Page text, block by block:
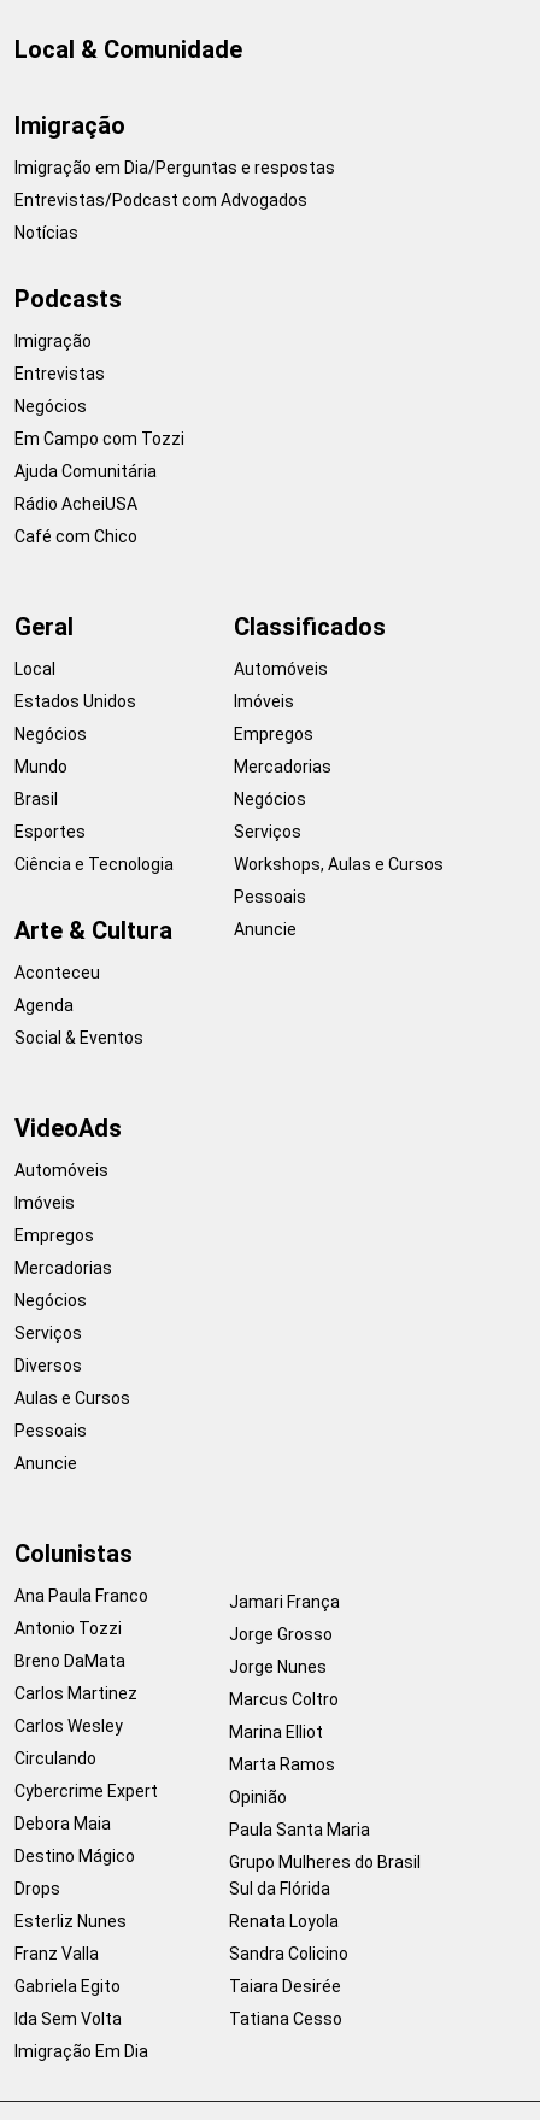
Local & Comunidade
Imigração
Imigração em Dia/Perguntas e respostas
Entrevistas/Podcast com Advogados
Notícias
Podcasts
Imigração
Entrevistas
Negócios
Em Campo com Tozzi
Ajuda Comunitária
Rádio AcheiUSA
Café com Chico
Geral
Local
Estados Unidos
Negócios
Mundo
Brasil
Esportes
Ciência e Tecnologia
Arte & Cultura
Aconteceu
Agenda
Social & Eventos
Classificados
Automóveis
Imóveis
Empregos
Mercadorias
Negócios
Serviços
Workshops, Aulas e Cursos
Pessoais
Anuncie
VideoAds
Automóveis
Imóveis
Empregos
Mercadorias
Negócios
Serviços
Diversos
Aulas e Cursos
Pessoais
Anuncie
Colunistas
Ana Paula Franco
Antonio Tozzi
Breno DaMata
Carlos Martinez
Carlos Wesley
Circulando
Cybercrime Expert
Debora Maia
Destino Mágico
Drops
Esterliz Nunes
Franz Valla
Gabriela Egito
Ida Sem Volta
Imigração Em Dia
Jamari França
Jorge Grosso
Jorge Nunes
Marcus Coltro
Marina Elliot
Marta Ramos
Opinião
Paula Santa Maria
Grupo Mulheres do Brasil
Sul da Flórida
Renata Loyola
Sandra Colicino
Taiara Desirée
Tatiana Cesso